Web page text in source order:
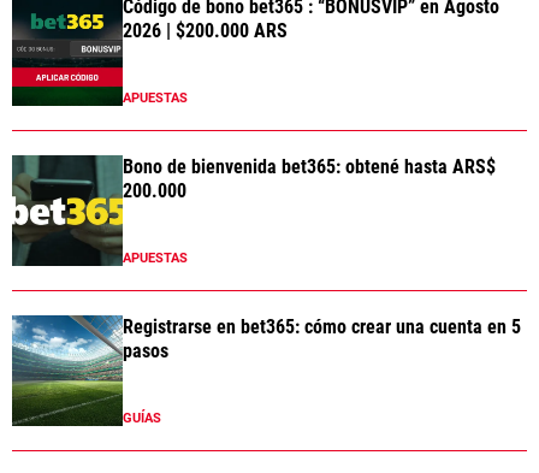
Código de bono bet365 : “BONUSVIP” en Agosto
2026 | $200.000 ARS
APUESTAS
Bono de bienvenida bet365: obtené hasta ARS$
200.000
APUESTAS
Registrarse en bet365: cómo crear una cuenta en 5
pasos
GUÍAS